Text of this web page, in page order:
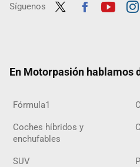
Síguenos
En Motorpasión hablamos
Fórmula1
Coches híbridos y
enchufables
SUV